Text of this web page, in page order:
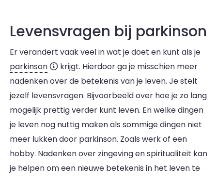
Levensvragen bij parkinson
Er verandert vaak veel in wat je doet en kunt als je
parkinson
krijgt. Hierdoor ga je misschien meer
nadenken over de betekenis van je leven. Je stelt
jezelf levensvragen. Bijvoorbeeld over hoe je zo lang
mogelijk prettig verder kunt leven. En welke dingen
je leven nog nuttig maken als sommige dingen niet
meer lukken door parkinson. Zoals werk of een
hobby. Nadenken over zingeving en spiritualiteit kan
je helpen om een nieuwe betekenis in het leven te